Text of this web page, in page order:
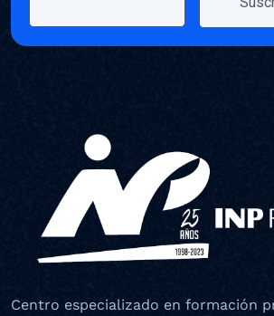
Centro especializado en formación